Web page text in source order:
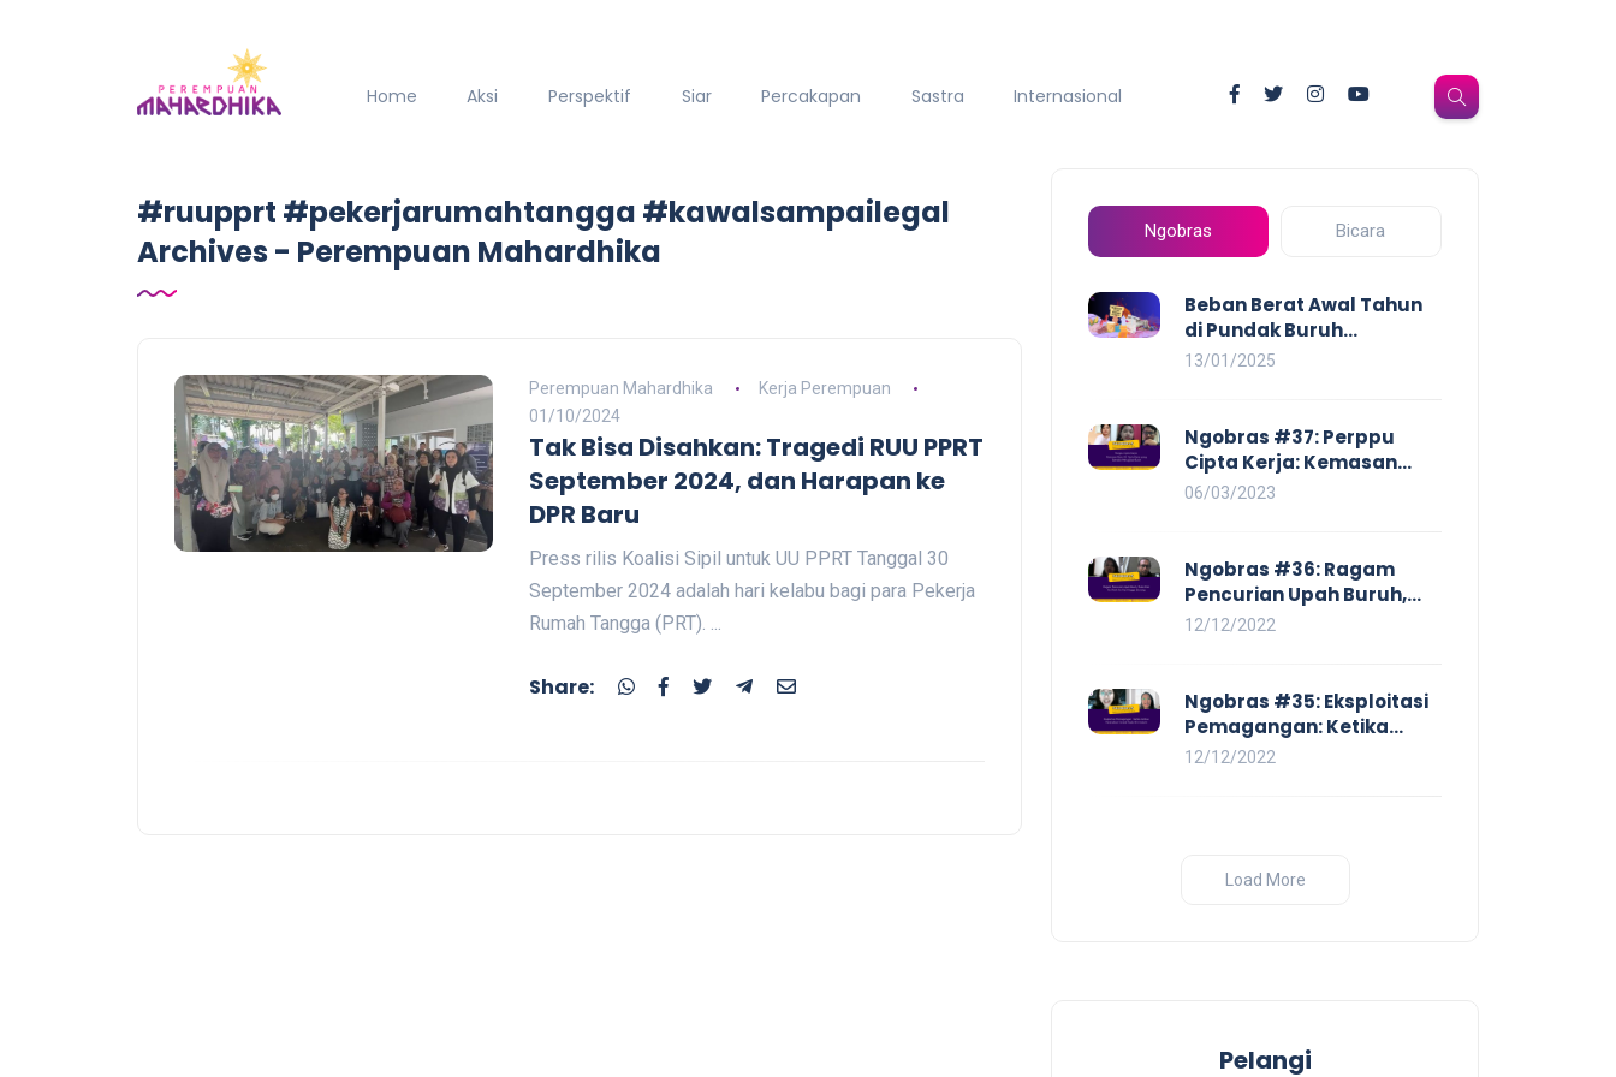
Home Aksi Perspektif Siar Percakapan Sastra Internasional
#ruupprt #pekerjarumahtangga #kawalsampailegal
Archives - Perempuan Mahardhika
Perempuan Mahardhika
Kerja Perempuan
01/10/2024
Tak Bisa Disahkan: Tragedi RUU PPRT
September 2024, dan Harapan ke
DPR Baru
Press rilis Koalisi Sipil untuk UU PPRT Tanggal 30
September 2024 adalah hari kelabu bagi para Pekerja
Rumah Tangga (PRT). ...
Share:
Ngobras Bicara
Beban Berat Awal Tahun
di Pundak Buruh
Perempuan: Kenaikan
Membayangi dan
Eksploitasi di Dunia Kerja
13/01/2025
Ngobras #37: Perppu
Cipta Kerja: Kemasan
Baru UU Cipta Kerja yang
06/03/2023
Ngobras #36: Ragam
Pencurian Upah Buruh,
Mulai Dari No Work No Pay
12/12/2022
Ngobras #35: Eksploitasi
Pemagangan: Ketika
Instituasi Pendidikan
12/12/2022
Load More
Pelangi